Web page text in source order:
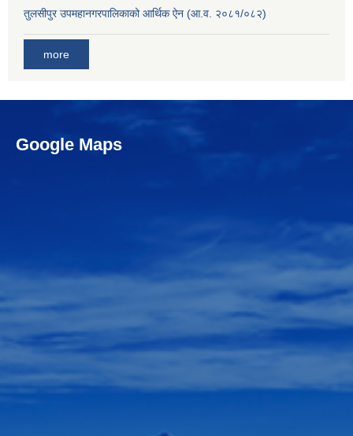
तुलसीपुर उपमहानगरपालिकाको आर्थिक ऐन (आ.व. २०८१/०८२)
more
Google Maps